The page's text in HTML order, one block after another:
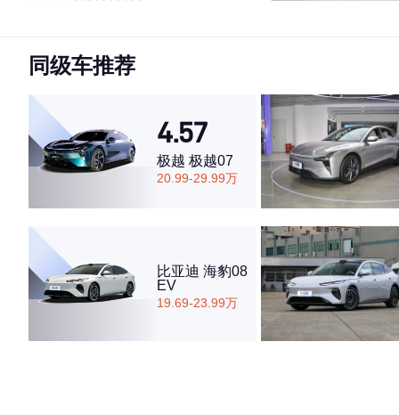
·空间表现较为优秀，优于52%同级车
同级车推荐
4.57
极越 极越07
20.99-29.99万
比亚迪 海豹08
EV
19.69-23.99万